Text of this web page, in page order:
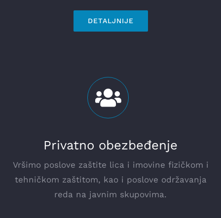
DETALJNIJE
Privatno obezbeđenje
Vršimo poslove zaštite lica i imovine fizičkom i
tehničkom zaštitom, kao i poslove održavanja
reda na javnim skupovima.